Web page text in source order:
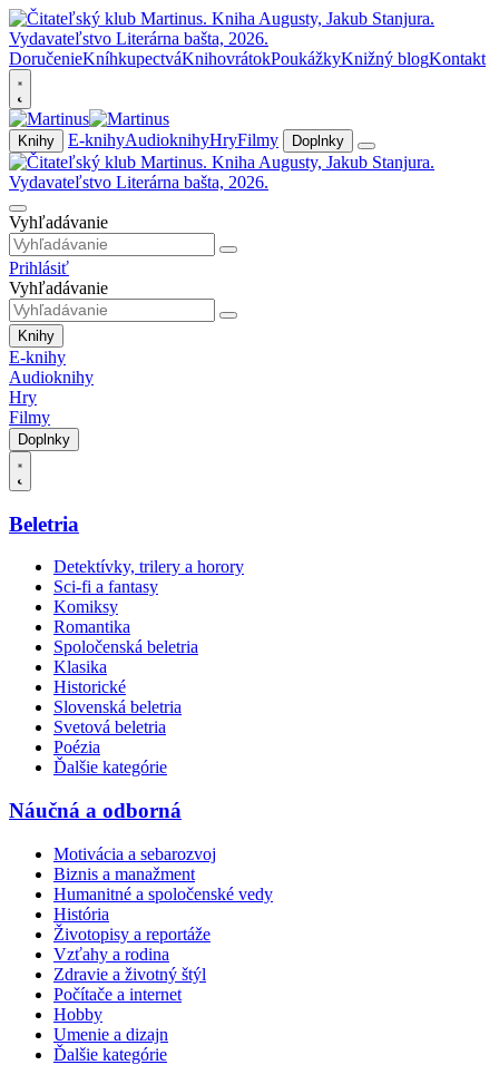
DoručenieKníhkupectváKnihovrátokPoukážkyKnižný blogKontakt
Knihy E-knihyAudioknihyHryFilmy Doplnky
Vyhľadávanie
Prihlásiť
Vyhľadávanie
Knihy
E-knihy
Audioknihy
Hry
Filmy
Doplnky
Beletria
Detektívky, trilery a horory
Sci-fi a fantasy
Komiksy
Romantika
Spoločenská beletria
Klasika
Historické
Slovenská beletria
Svetová beletria
Poézia
Ďalšie kategórie
Náučná a odborná
Motivácia a sebarozvoj
Biznis a manažment
Humanitné a spoločenské vedy
História
Životopisy a reportáže
Vzťahy a rodina
Zdravie a životný štýl
Počítače a internet
Hobby
Umenie a dizajn
Ďalšie kategórie